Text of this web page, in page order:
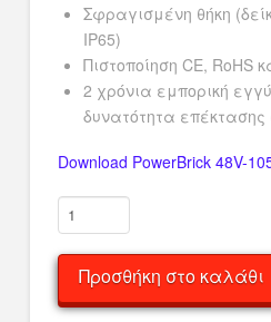
Σφραγισμένη θήκη
IP65)
Πιστοποίηση CE, RoHS
2 χρόνια εμπορική
δυνατότητα επέκτασης
Download PowerBrick 48V-
PB48V105Ah
-
PowerBrick
48V-
105Ah
Προσθήκη στο καλάθι